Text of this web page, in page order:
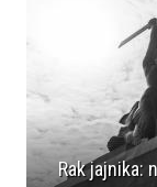
Rak jajnika: